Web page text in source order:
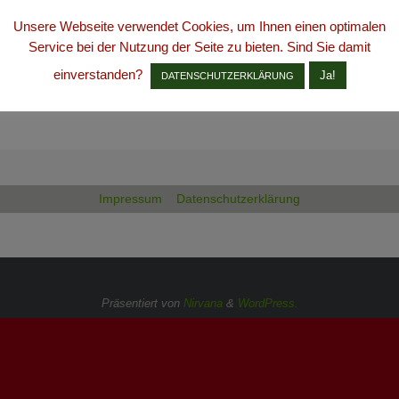
Impressum Datenschutzerklärung
Präsentiert von Nirvana & WordPress.
Unsere Webseite verwendet Cookies, um Ihnen einen optimalen
Service bei der Nutzung der Seite zu bieten. Sind Sie damit
einverstanden?
DATENSCHUTZERKLÄRUNG Ja!